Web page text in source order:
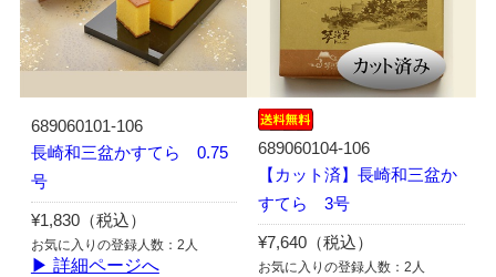
689060101-106
長崎和三盆かすてら 0.75
号
¥1,830（税込）
お気に入りの登録人数：2人
▶ 詳細ページへ
689060104-106
【カット済】長崎和三盆か
すてら 3号
¥7,640（税込）
お気に入りの登録人数：2人